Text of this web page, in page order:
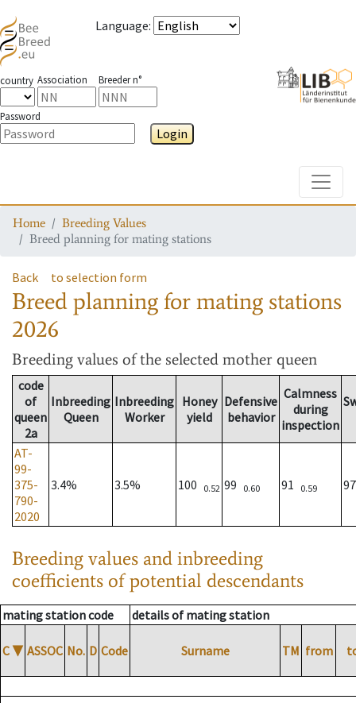
Language:
country Association Breeder n°
Password
Login
Home
Breeding Values
Breed planning for mating stations
Back to selection form
Breed planning for mating stations
2026
Breeding values of the selected mother queen
code
of
queen
2a
Inbreeding
Queen
Inbreeding
Worker
Honey
yield
Defensive
behavior
Calmness
during
inspection
AT-
99-
375-
790-
2020
3.4% 3.5% 100 0.52 99 0.60 91 0.59
Breeding values and inbreeding
coefficients of potential descendants
mating station code details of mating station
C ▼ ASSOC No. D Code Surname TM from